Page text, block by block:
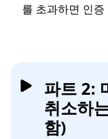
를 초과하면 인
파트 2:
취소하
함)